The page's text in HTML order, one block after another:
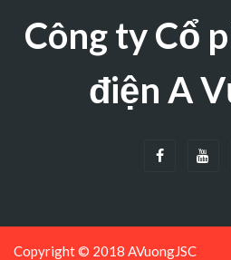
Công ty Cổ
điện A
Copyright © 2018 AVuongJSC